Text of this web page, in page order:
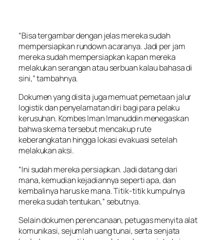
“Bisa tergambar dengan jelas mereka sudah
mempersiapkan rundown acaranya. Jadi per jam
mereka sudah mempersiapkan kapan mereka
melakukan serangan atau serbuan kalau bahasa di
sini,” tambahnya.
Dokumen yang disita juga memuat pemetaan jalur
logistik dan penyelamatan diri bagi para pelaku
kerusuhan. Kombes Iman Imanuddin menegaskan
bahwa skema tersebut mencakup rute
keberangkatan hingga lokasi evakuasi setelah
melakukan aksi.
“Ini sudah mereka persiapkan. Jadi datang dari
mana, kemudian kejadiannya seperti apa, dan
kembalinya harus ke mana. Titik-titik kumpulnya
mereka sudah tentukan,” sebutnya.
Selain dokumen perencanaan, petugas menyita alat
komunikasi, sejumlah uang tunai, serta senjata